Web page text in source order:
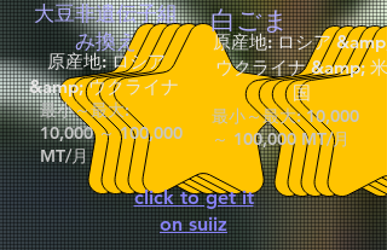
大豆非遺伝子組
み換え
原産地: ロシア
&amp; ウクライナ
最小～最大:
10,000 ～ 100,000
MT/月
白ごま
原産地: ロシア &amp;
ウクライナ &amp; 米
国
最小～最大: 10,000
～ 100,000 MT/月
click to get it
on suiiz